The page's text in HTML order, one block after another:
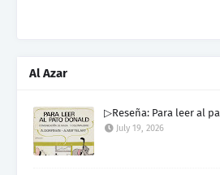
Al Azar
▷Reseña: Para leer al
July 19, 2026